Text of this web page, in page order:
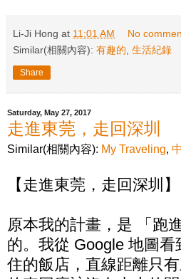
Li-Ji Hong at 11:01 AM
No
Similar(相關內容): 有趣的, 生活紀錄
Share
Saturday, May 27, 2017
走進東莞，走回深圳
Similar(相關內容): My Traveling,
【走進東莞，走回深圳】
原本我的計畫，是 「跑
的。我從 Google 地圖
住的飯店，直線距離只